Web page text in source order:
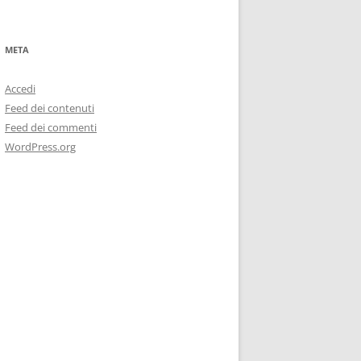
META
Accedi
Feed dei contenuti
Feed dei commenti
WordPress.org